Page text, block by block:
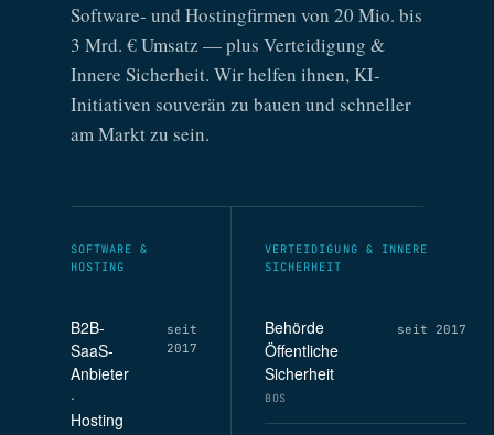
Software- und Hostingfirmen von 20 Mio. bis
3 Mrd. € Umsatz — plus Verteidigung &
Innere Sicherheit. Wir helfen ihnen, KI-
Initiativen souverän zu bauen und schneller
am Markt zu sein.
SOFTWARE &
HOSTING
B2B-
SaaS-
Anbieter
·
Hosting
seit
2017
VERTEIDIGUNG & INNERE
SICHERHEIT
Behörde
Öffentliche
Sicherheit
seit 2017
BOS